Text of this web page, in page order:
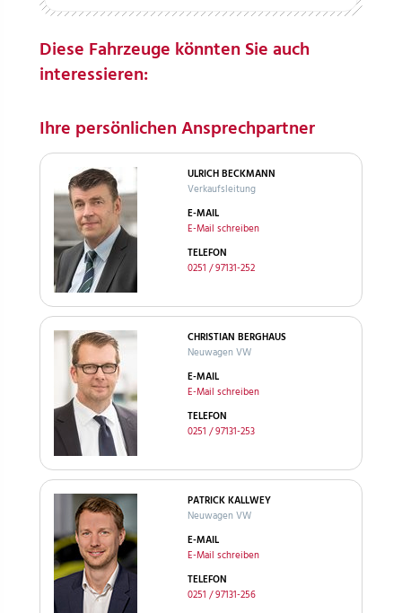
Diese Fahrzeuge könnten Sie auch
interessieren:
Ihre persönlichen Ansprechpartner
ULRICH BECKMANN
Verkaufsleitung
E-MAIL
E-Mail schreiben
TELEFON
0251 / 97131-252
CHRISTIAN BERGHAUS
Neuwagen VW
E-MAIL
E-Mail schreiben
TELEFON
0251 / 97131-253
PATRICK KALLWEY
Neuwagen VW
E-MAIL
E-Mail schreiben
TELEFON
0251 / 97131-256